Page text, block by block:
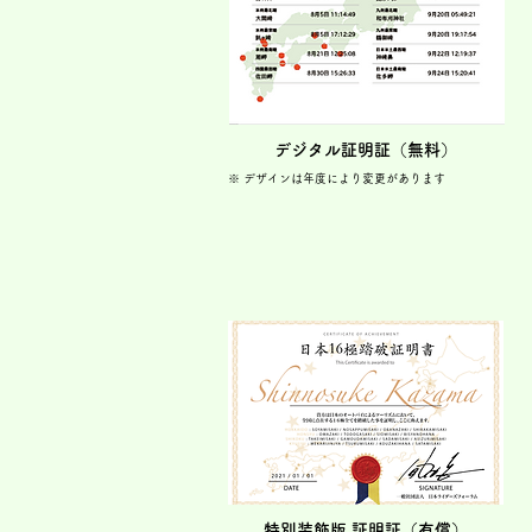
デジタル証明証（無料）
※ デザインは年度により変更があります